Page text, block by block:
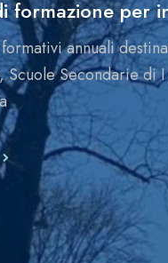
formazione per
annuali
Scuole Secondarie di